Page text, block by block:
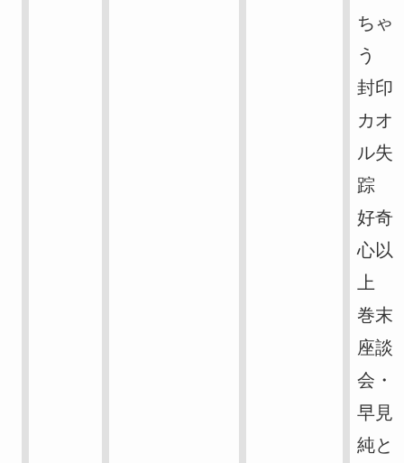
ちゃ
う
封印
カオ
ル失
踪
好奇
心以
上
巻末
座談
会・
早見
純と